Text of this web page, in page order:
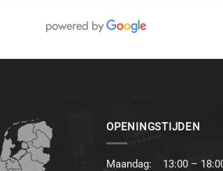
OPENINGSTIJDEN
Maandag: 13:00 –